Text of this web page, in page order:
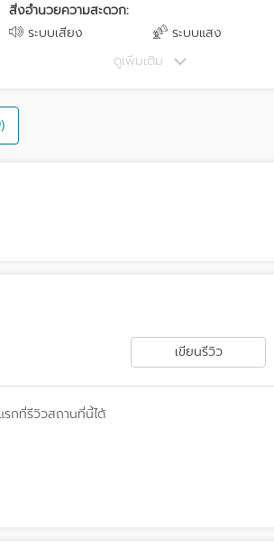
สิ่งอำนวยความสะดวก:
ระบบเสียง
ระบบแสง
ดูเพิ่มเติม
เขียนรีวิว
กที่รีวิวสถานที่นี้ได้